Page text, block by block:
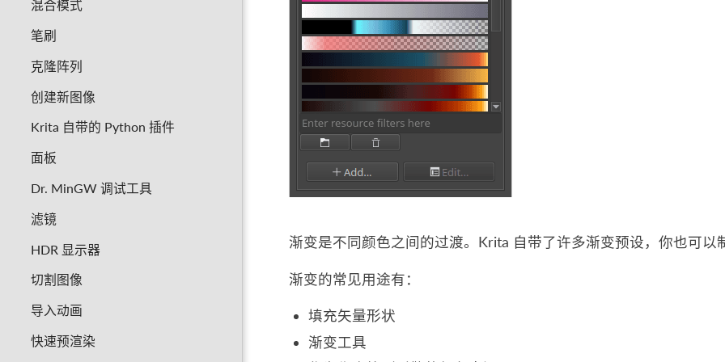
混合模式
笔刷
克隆阵列
创建新图像
Krita 自带的 Python 插件
面板
Dr. MinGW 调试工具
滤镜
HDR 显示器
切割图像
导入动画
快速预渲染
渐变是不同颜色之间的过渡。Krita 自带了许多渐变预设，你也可以
渐变的常见用途有：
填充矢量形状
渐变工具